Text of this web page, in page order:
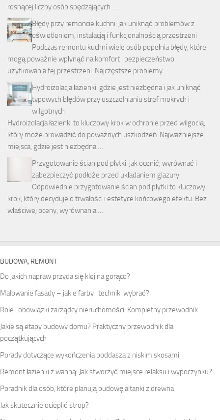
rosnącej liczby osób spędzających …
Błędy przy remoncie kuchni: jak uniknąć problemów z
oświetleniem, instalacją i funkcjonalnością przestrzeni
Podczas remontu kuchni wiele osób popełnia błędy, które
mogą poważnie wpłynąć na komfort i bezpieczeństwo
użytkowania tej przestrzeni. Najczęstsze problemy …
Hydroizolacja łazienki: gdzie jest niezbędna i jak uniknąć
typowych błędów przy uszczelnianiu stref mokrych i
wilgotnych
Hydroizolacja łazienki to kluczowy krok w ochronie przed wilgocią,
który może prowadzić do poważnych uszkodzeń. Najważniejsze
miejsca, gdzie jest niezbędna …
Przygotowanie ścian pod płytki: jak ocenić, wyrównać i
zabezpieczyć podłoże przed układaniem glazury
Odpowiednie przygotowanie ścian pod płytki to kluczowy
krok, który decyduje o trwałości i estetyce końcowego efektu. Bez
właściwej oceny, wyrównania …
BUDOWA, REMONT
Do jakich napraw przyda się klej na gorąco?
Malowanie fasady – jakie farby i techniki wybrać?
Role i obowiązki zarządcy nieruchomości: Kompletny przewodnik
Jakie są etapy budowy domu? Praktyczny przewodnik dla
początkujących
Porady dotyczące wykończenia poddasza z niskim skosami
Remont łazienki z wanną: Jak stworzyć miejsce relaksu i wypoczynku?
Poradnik dla osób, które planują budowę altanki z drewna
Jak skutecznie ocieplić strop?